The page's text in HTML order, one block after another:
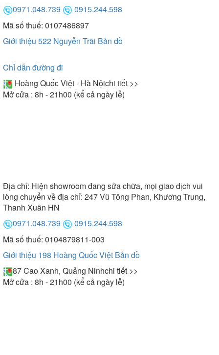
0971.048.739
0915.244.598
Mã số thuế: 0107486897
Giới thiệu 522 Nguyễn Trãi Bản đồ
Chỉ dẫn đường đi
Hoàng Quốc Việt - Hà Nộichi tiết >>
Mở cửa : 8h - 21h00 (kể cả ngày lễ)
Địa chỉ: Hiện showroom đang sửa chữa, mọi giao dịch vui
lòng chuyển về địa chỉ: 247 Vũ Tông Phan, Khương Trung,
Thanh Xuân HN
0971.048.739
0915.244.598
Mã số thuế: 0104879811-003
Giới thiệu 198 Hoàng Quốc Việt Bản đồ
87 Cao Xanh, Quảng Ninhchi tiết >>
Mở cửa : 8h - 21h00 (kể cả ngày lễ)